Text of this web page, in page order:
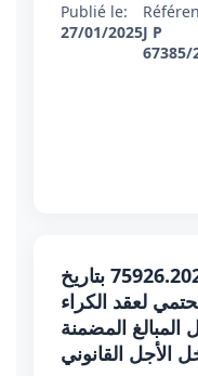
Publié le:
27/01/2025J P
67385/
قرار تعقيبي عدد 75926.2024 بتاريخ
الحتمي لعقد الكراء
المضمنة
الأجل القانوني